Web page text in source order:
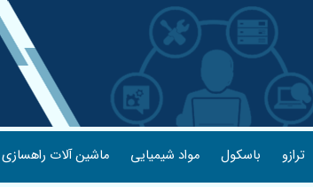
ترازو باسکول مواد شیمیایی ماشین آلات راهسازی